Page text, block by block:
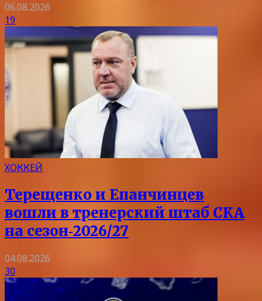
06.08.2026
19
ХОККЕЙ
Терещенко и Епанчинцев
вошли в тренерский штаб СКА
на сезон‑2026/27
04.08.2026
30